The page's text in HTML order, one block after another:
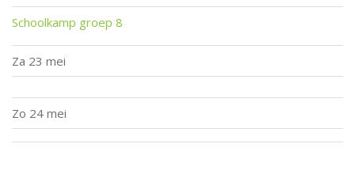
Schoolkamp groep 8
Za 23 mei
Zo 24 mei